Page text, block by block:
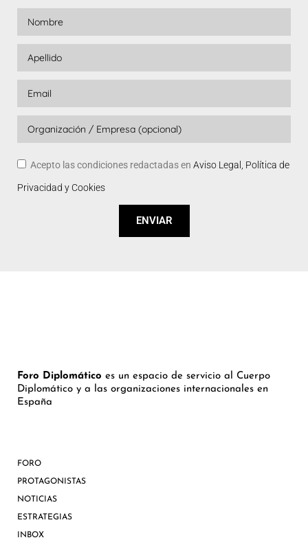
Acepto las condiciones redactadas en Aviso Legal, Política de
Privacidad y Cookies
ENVIAR
Foro Diplomático es un espacio de servicio al Cuerpo
Diplomático y a las organizaciones internacionales en
España
FORO
PROTAGONISTAS
NOTICIAS
ESTRATEGIAS
INBOX